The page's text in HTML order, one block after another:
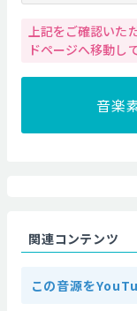
上記をご確認いた
ドページへ移動し
音楽
関連コンテンツ
この音源を